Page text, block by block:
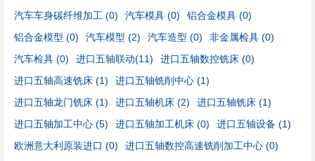
汽车车身碳纤维加工 (0) 汽车模具 (0) 铝合金模具 (0)
铝合金模型 (0) 汽车模型 (2) 汽车造型 (0) 非金属检具 (0)
汽车检具 (0) 进口五轴联动(11) 进口五轴数控铣床 (0)
进口五轴高速铣床 (1) 进口五轴铣削中心 (1)
进口五轴龙门铣床 (1) 进口五轴机床 (2) 进口五轴铣床 (1)
进口五轴加工中心 (5) 进口五轴加工机床 (0) 进口五轴设备 (1)
欧洲意大利原装进口 (0) 进口五轴数控高速铣削加工中心 (0)